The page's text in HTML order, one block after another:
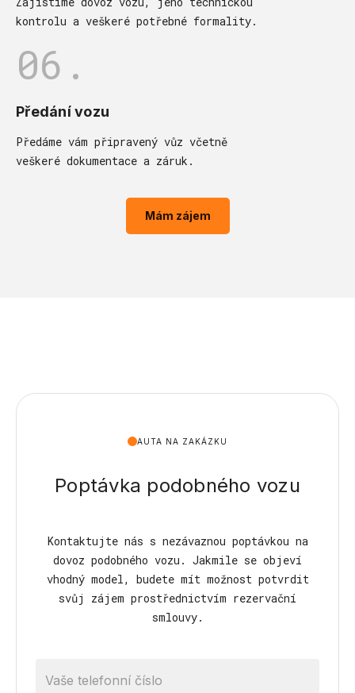
kontrolu a veškeré potřebné formality.
06.
Předání vozu
Předáme vám připravený vůz včetně
veškeré dokumentace a záruk.
Mám zájem
AUTA NA ZAKÁZKU
Poptávka podobného vozu
Kontaktujte nás s nezávaznou poptávkou na
dovoz podobného vozu. Jakmile se objeví
vhodný model, budete mít možnost potvrdit
svůj zájem prostřednictvím rezervační
smlouvy.